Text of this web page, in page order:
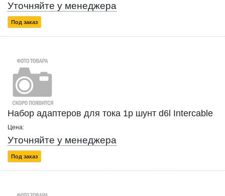
Уточняйте у менеджера
Под заказ
Набор адаптеров для тока 1p шунт d6l Intercable
Цена:
Уточняйте у менеджера
Под заказ